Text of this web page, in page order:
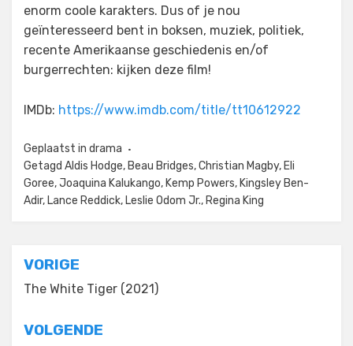
enorm coole karakters. Dus of je nou
geïnteresseerd bent in boksen, muziek, politiek,
recente Amerikaanse geschiedenis en/of
burgerrechten: kijken deze film!
IMDb: https://www.imdb.com/title/tt10612922
Geplaatst in drama
Getagd Aldis Hodge, Beau Bridges,Christian Magby, Eli
Goree,Joaquina Kalukango, Kemp Powers, Kingsley Ben-
Adir, Lance Reddick, Leslie Odom Jr., Regina King
Bericht
navigatie
VORIGE
The White Tiger (2021)
VOLGENDE